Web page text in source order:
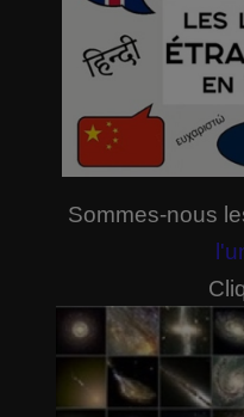
Sommes-nous